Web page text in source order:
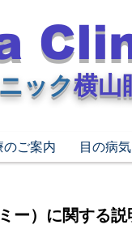
ック横山
のご案内 目の病
ー）に関する説